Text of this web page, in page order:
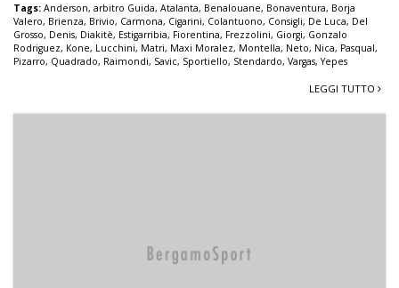
Tags: Anderson, arbitro Guida, Atalanta, Benalouane, Bonaventura, Borja
Valero, Brienza, Brivio, Carmona, Cigarini, Colantuono, Consigli, De Luca, Del
Grosso, Denis, Diakitè, Estigarribia, Fiorentina, Frezzolini, Giorgi, Gonzalo
Rodriguez, Kone, Lucchini, Matri, Maxi Moralez, Montella, Neto, Nica, Pasqual,
Pizarro, Quadrado, Raimondi, Savic, Sportiello, Stendardo, Vargas,Yepes
LEGGI TUTTO